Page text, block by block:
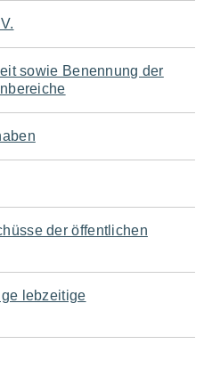
sowie Benennung der
der öffentlichen
lebzeitige